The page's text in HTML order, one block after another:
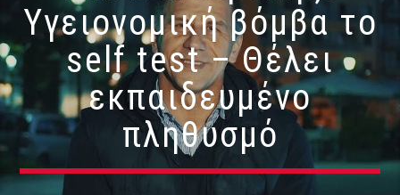
Υγειονομική βόμβα το
self test – Θέλει
εκπαιδευμένο
πληθυσμό